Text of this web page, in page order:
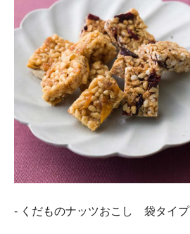
- くだものナッツおこし 袋タイプ